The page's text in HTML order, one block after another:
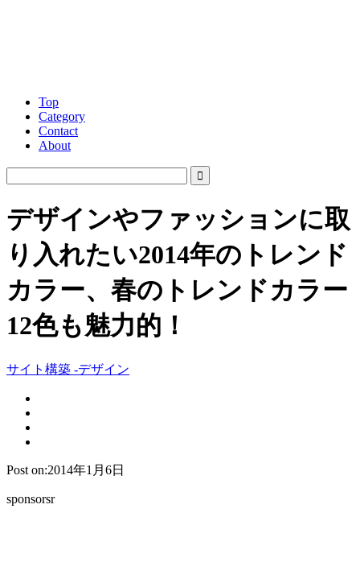
Top
Category
Contact
About
デザインやファッションに取
り入れたい2014年のトレンド
カラー、春のトレンドカラー
12色も魅力的！
サイト構築 -デザイン
Post on:2014年1月6日
sponsorsr